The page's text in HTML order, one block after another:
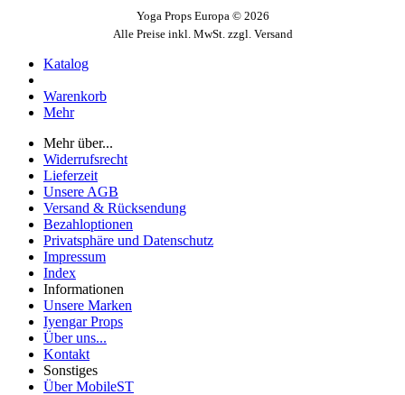
Yoga Props Europa © 2026
Alle Preise inkl. MwSt. zzgl. Versand
Katalog
Warenkorb
Mehr
Mehr über...
Widerrufsrecht
Lieferzeit
Unsere AGB
Versand & Rücksendung
Bezahloptionen
Privatsphäre und Datenschutz
Impressum
Index
Informationen
Unsere Marken
Iyengar Props
Über uns...
Kontakt
Sonstiges
Über MobileST